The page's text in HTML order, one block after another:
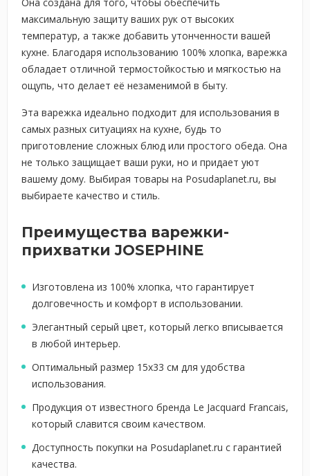
максимальную защиту ваших рук от высоких
температур, а также добавить утонченности вашей
кухне. Благодаря использованию 100% хлопка, варежка
обладает отличной термостойкостью и мягкостью на
ощупь, что делает её незаменимой в быту.
Эта варежка идеально подходит для использования в
самых разных ситуациях на кухне, будь то
приготовление сложных блюд или простого обеда. Она
не только защищает ваши руки, но и придает уют
вашему дому. Выбирая товары на Posudaplanet.ru, вы
выбираете качество и стиль.
Преимущества варежки-
прихватки JOSEPHINE
Изготовлена из 100% хлопка, что гарантирует
долговечность и комфорт в использовании.
Элегантный серый цвет, который легко вписывается
в любой интерьер.
Оптимальный размер 15х33 см для удобства
использования.
Продукция от известного бренда Le Jacquard Francais,
который славится своим качеством.
Доступность покупки на Posudaplanet.ru с гарантией
качества.